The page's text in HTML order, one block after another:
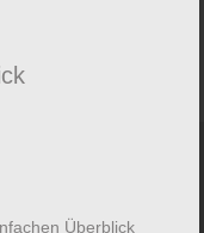
Tel. 04164 2650
Überblick